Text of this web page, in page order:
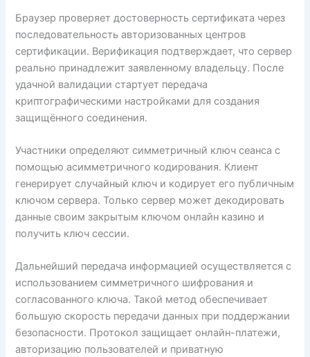
Браузер проверяет достоверность сертификата через
последовательность авторизованных центров
сертификации. Верификация подтверждает, что сервер
реально принадлежит заявленному владельцу. После
удачной валидации стартует передача
криптографическими настройками для создания
защищённого соединения.
Участники определяют симметричный ключ сеанса с
помощью асимметричного кодирования. Клиент
генерирует случайный ключ и кодирует его публичным
ключом сервера. Только сервер может декодировать
данные своим закрытым ключом онлайн казино и
получить ключ сессии.
Дальнейший передача информацией осуществляется с
использованием симметричного шифрования и
согласованного ключа. Такой метод обеспечивает
большую скорость передачи данных при поддержании
безопасности. Протокол защищает онлайн-платежи,
авторизацию пользователей и приватную